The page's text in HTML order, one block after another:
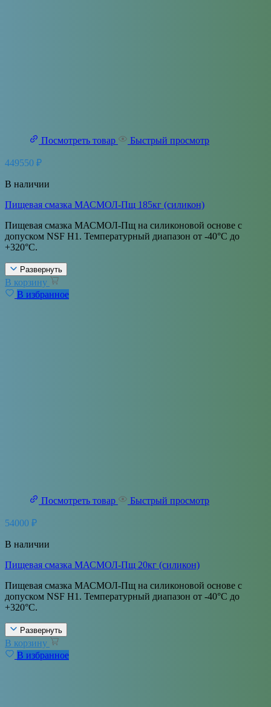
Посмотреть товар Быстрый просмотр
449550 ₽
В наличии
Пищевая смазка МАСМОЛ-Пщ 185кг (силикон)
Пищевая смазка МАСМОЛ-Пщ на силиконовой основе с
допуском NSF H1. Температурный диапазон от -40°С до
+320°С.
Развернуть
В корзину
В избранное
Посмотреть товар Быстрый просмотр
54000 ₽
В наличии
Пищевая смазка МАСМОЛ-Пщ 20кг (силикон)
Пищевая смазка МАСМОЛ-Пщ на силиконовой основе с
допуском NSF H1. Температурный диапазон от -40°С до
+320°С.
Развернуть
В корзину
В избранное